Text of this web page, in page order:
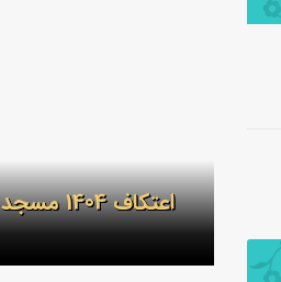
اعتکاف 1404 مسجد رکن الملک اصفهان